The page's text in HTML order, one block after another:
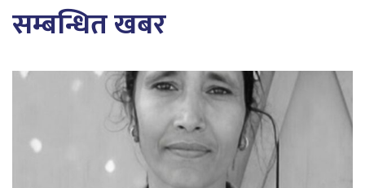
सम्बन्धित खबर